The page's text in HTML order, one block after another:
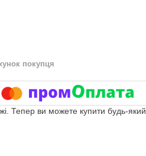
покупця
Тепер ви можете купити будь-який